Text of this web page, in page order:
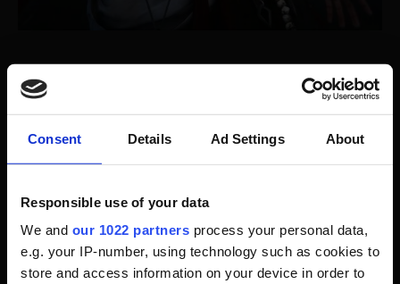
Consent Details Ad Settings About
Responsible use of your data
We and our 1022 partners process your personal data,
e.g. your IP-number, using technology such as cookies to
store and access information on your device in order to
Ubisoft rudert zurück – Projekt-
Belohnungen wieder erhöht
Änderung, die viele Fans freuen dürfte:
die Projekt-Belohnungen zurückgerollt.
Nach einem Patch wurden die Schlüssel-Belohnungen
bei abgeschlossenen Projekten von 400 auf 100